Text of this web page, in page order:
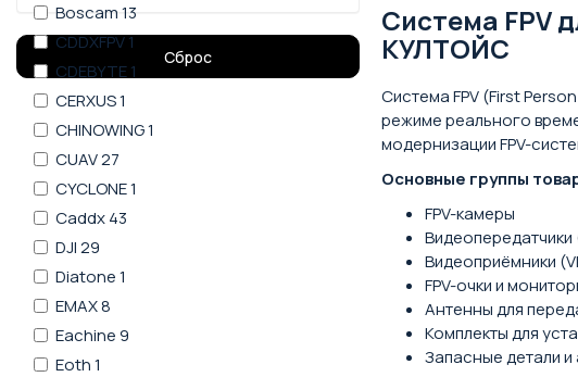
Boscam13
CDDXFPV1
CDEBYTE1
CERXUS1
CHINOWING1
CUAV27
CYCLONE1
Caddx43
DJI29
Diatone1
EMAX8
Eachine9
Eoth1
Сброс
Система FPV
КУЛТОЙС
Система FPV (First
режиме реального
модернизации FPV-
Основные группы
FPV-камеры
Видеопередатчики
Видеоприёмники
FPV-очки и
Антенны для
Комплекты для
Запасные детали и